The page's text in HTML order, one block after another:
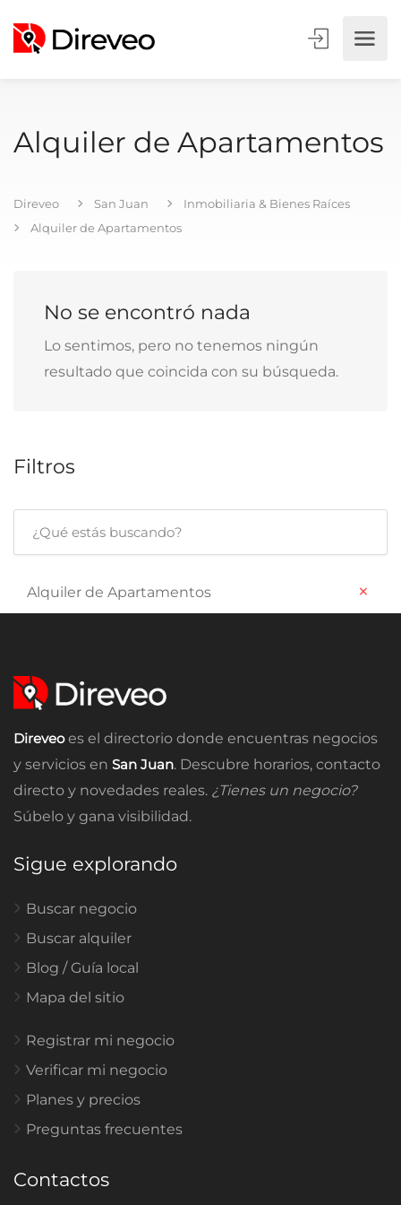
Alquiler de Apartamentos
Direveo San Juan
Inmobiliaria & Bienes Raíces
Alquiler de Apartamentos
No se encontró nada
Lo sentimos, pero no tenemos ningún
resultado que coincida con su búsqueda.
Filtros
Alquiler de Apartamentos ×
Direveoes el directorio donde encuentras negocios
y servicios en San Juan. Descubre horarios, contacto
directo y novedades reales. ¿Tienes un negocio?
Súbelo y gana visibilidad.
Sigue explorando
Buscar negocio
Buscar alquiler
Blog / Guía local
Mapa del sitio
Registrar mi negocio
Verificar mi negocio
Planes y precios
Preguntas frecuentes
Contactos